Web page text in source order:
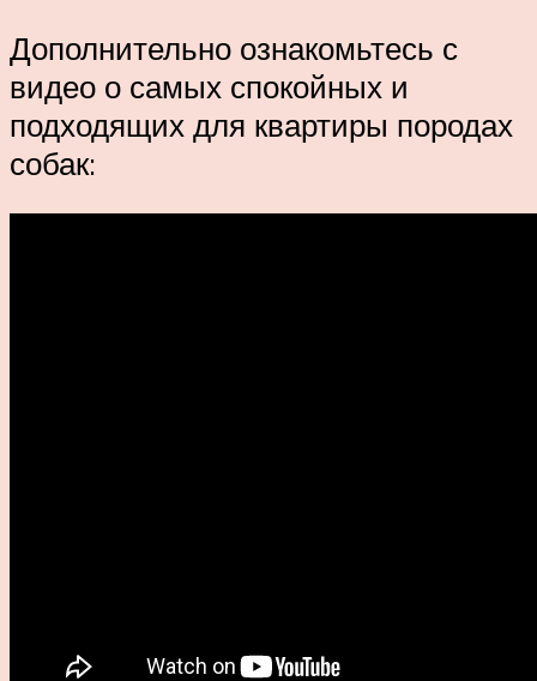
Дополнительно ознакомьтесь с
видео о самых спокойных и
подходящих для квартиры породах
собак: